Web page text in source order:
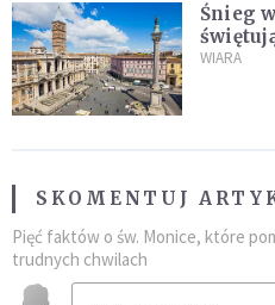
Śnieg
WIARA
SKOMENTUJ
Pięć faktów o św. Monice, które
trudnych chwilach